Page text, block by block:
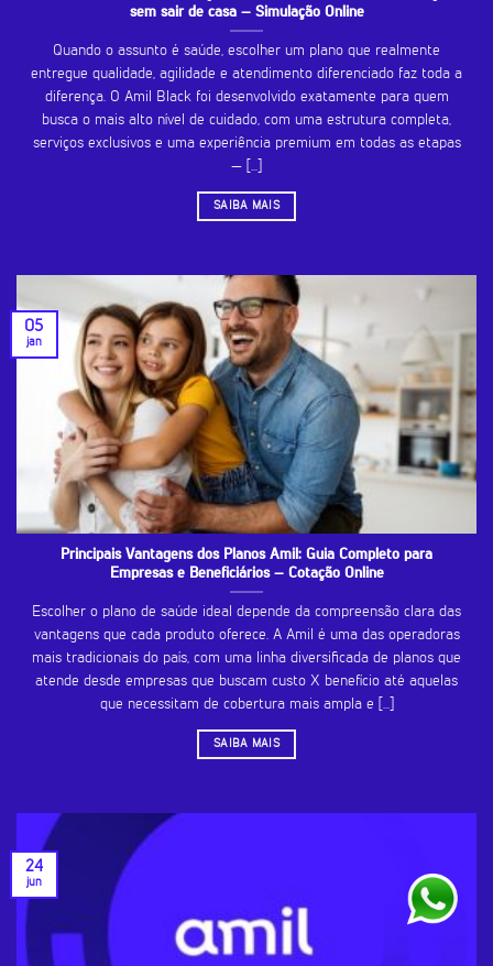
sem sair de casa – Simulação Online
Quando o assunto é saúde, escolher um plano que realmente
entregue qualidade, agilidade e atendimento diferenciado faz toda a
diferença. O Amil Black foi desenvolvido exatamente para quem
busca o mais alto nível de cuidado, com uma estrutura completa,
serviços exclusivos e uma experiência premium em todas as etapas
— [...]
SAIBA MAIS
Principais Vantagens dos Planos Amil: Guia Completo para
Empresas e Beneficiários – Cotação Online
Escolher o plano de saúde ideal depende da compreensão clara das
vantagens que cada produto oferece. A Amil é uma das operadoras
mais tradicionais do país, com uma linha diversificada de planos que
atende desde empresas que buscam custo X benefício até aquelas
que necessitam de cobertura mais ampla e [...]
SAIBA MAIS
05
jan
24
jun